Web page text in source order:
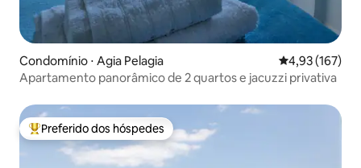
Condomínio ⋅ Agia Pelagia 4,93 de uma
4,93 (167)
Apartamento panorâmico de 2 quartos e jacuzzi privativa
Entre os melhores preferidos dos hóspedes
Preferido dos hóspedes